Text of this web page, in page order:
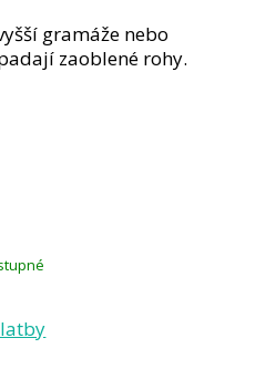
gramáže nebo
zaoblené rohy.